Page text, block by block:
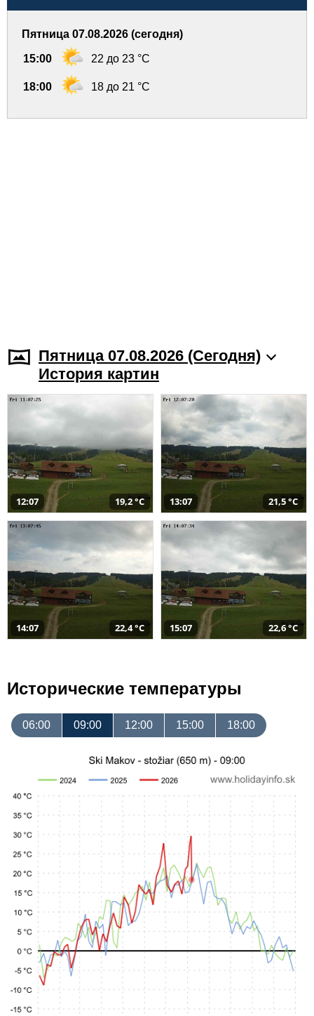
Пятница 07.08.2026 (сегодня)
15:00 22 до 23 °C
18:00 18 до 21 °C
Пятница 07.08.2026 (Cегодня)
История картин
12:07 19,2 °C 13:07 21,5 °C
14:07 22,4 °C 15:07 22,6 °C
Исторические температуры
06:00 09:00 12:00 15:00 18:00